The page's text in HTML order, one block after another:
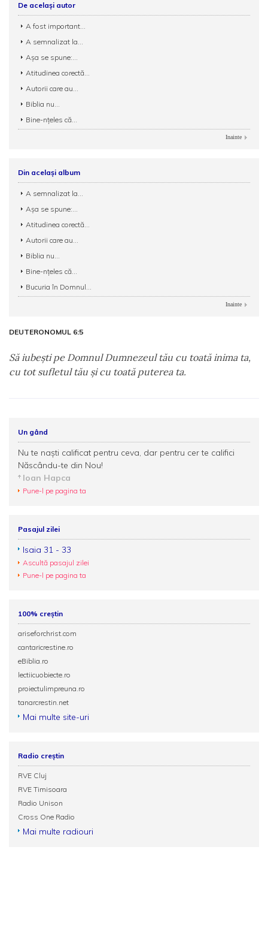
De același autor
A fost important...
A semnalizat la...
Așa se spune:...
Atitudinea corectă...
Autorii care au...
Biblia nu...
Bine-nțeles că...
Inainte
Din același album
A semnalizat la...
Așa se spune:...
Atitudinea corectă...
Autorii care au...
Biblia nu...
Bine-nțeles că...
Bucuria în Domnul...
Inainte
DEUTERONOMUL 6:5
Să iubeşti pe Domnul Dumnezeul tău cu toată inima ta,
cu tot sufletul tău şi cu toată puterea ta.
Un gând
Nu te naști calificat pentru ceva, dar pentru cer te califici
Născându-te din Nou!
Ioan Hapca
Pune-l pe pagina ta
Pasajul zilei
Isaia 31 - 33
Ascultă pasajul zilei
Pune-l pe pagina ta
100% creștin
ariseforchrist.com
cantaricrestine.ro
eBiblia.ro
lectiicuobiecte.ro
proiectulimpreuna.ro
tanarcrestin.net
Mai multe site-uri
Radio creștin
RVE Cluj
RVE Timisoara
Radio Unison
Cross One Radio
Mai multe radiouri